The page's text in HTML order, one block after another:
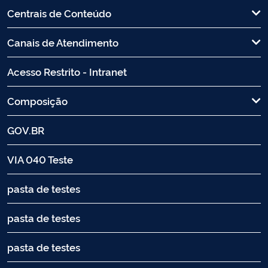
Centrais de Conteúdo
Canais de Atendimento
Acesso Restrito - Intranet
Composição
GOV.BR
VIA 040 Teste
pasta de testes
pasta de testes
pasta de testes